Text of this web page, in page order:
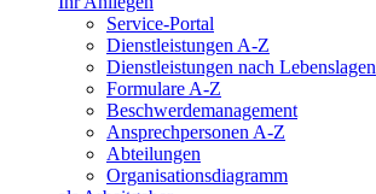
Service-Portal
Dienstleistungen A-Z
Dienstleistungen nach Lebenslagen
Formulare A-Z
Beschwerdemanagement
Ansprechpersonen A-Z
Abteilungen
Organisationsdiagramm